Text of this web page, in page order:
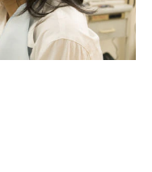
PY (ES)
SUSCRÍBASE